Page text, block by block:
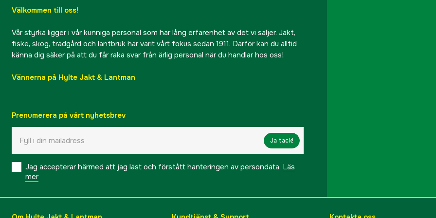
Välkommen till oss!
Vår styrka ligger i vår kunniga personal som har lång erfarenhet av det vi säljer. Jakt,
fiske, skog, trädgård och lantbruk har varit vårt fokus sedan 1911. Därför kan du alltid
känna dig säker på att du får raka svar från ärlig personal när du handlar hos oss!
Vännerna på Hylte Jakt & Lantman
Prenumerera på vårt nyhetsbrev
Ja tack!
Jag accepterar härmed att jag läst och förstått hanteringen av persondata. Läs
mer